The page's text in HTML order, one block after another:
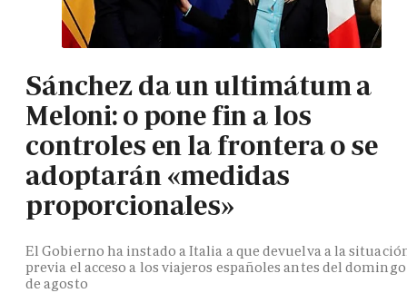
Sánchez da un ultimátum a
Meloni: o pone fin a los
controles en la frontera o se
adoptarán «medidas
proporcionales»
El Gobierno ha instado a Italia a que devuelva a la
previa el acceso a los viajeros españoles antes del domingo
de agosto